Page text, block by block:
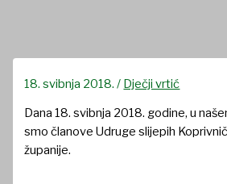
18. svibnja 2018./ Dječji vrtić
Dana 18. svibnja 2018. godine, u
smo članove Udruge slijepih
županije.